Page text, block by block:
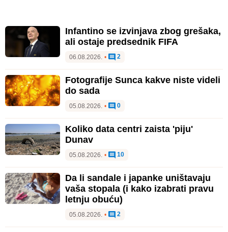
Infantino se izvinjava zbog grešaka,
ali ostaje predsednik FIFA
06.08.2026. • 2
Fotografije Sunca kakve niste videli
do sada
05.08.2026. • 0
Koliko data centri zaista 'piju'
Dunav
05.08.2026. • 10
Da li sandale i japanke uništavaju
vaša stopala (i kako izabrati pravu
letnju obuću)
05.08.2026. • 2